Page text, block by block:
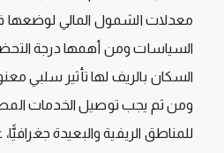
معدلات الشمول المالي لوضعها
السياسات ومن أهمها درجة
السكان بالريف لها تأثير سلبي
ومن ثم يجب توصيل الخدمات
للمناطق الريفية والبعيدة